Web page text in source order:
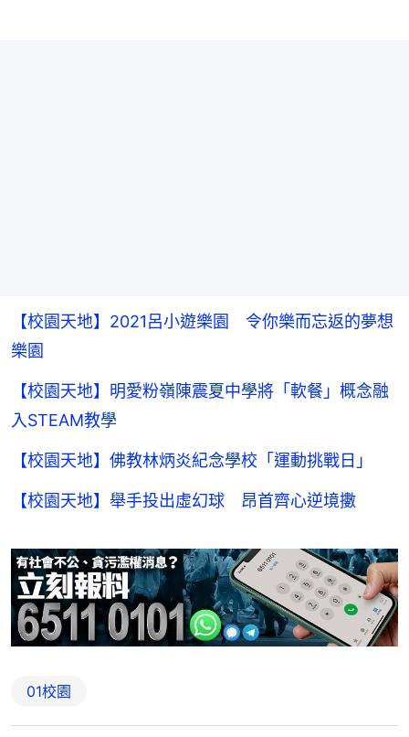
【校園天地】2021呂小遊樂園 令你樂而忘返的夢想
樂園
【校園天地】明愛粉嶺陳震夏中學將「軟餐」概念融
入STEAM教學
【校園天地】佛教林炳炎紀念學校「運動挑戰日」
【校園天地】舉手投出虛幻球 昂首齊心逆境擻
01校園